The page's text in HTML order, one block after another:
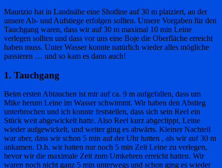
Maurizio hat in Landnähe eine Shotline auf 30 m platziert, an der
unsere Ab- und Aufstiege erfolgen sollten. Unsere Vorgaben für den
Tauchgang waren, dass wir auf 30 m maximal 10 min Leine
verlegen sollten und dass vor uns eine Boje die Oberfläche erreicht
haben muss. Unter Wasser konnte natürlich wieder alles mögliche
passieren … und so kam es dann auch!
1. Tauchgang
Beim ersten Abtauchen ist mir auf ca. 9 m aufgefallen, dass um
Mike herum Leine im Wasser schwimmt. Wir haben den Abstieg
unterbrochen und ich konnte feststellen, dass sich sein Reel ein
Stück weit abgewickelt hatte. Also Reel kurz abgeclippt, Leine
wieder aufgewickelt, und weiter ging es abwärts. Kleiner Nachteil
war aber, dass wir schon 5 min auf der Uhr hatten , als wir auf 30 m
ankamen. D.h. wir hatten nur noch 5 min Zeit Leine zu verlegen,
bevor wir die maximale Zeit zum Umkehren erreicht hatten. Wir
waren noch nicht ganz 5 min unterwegs und schon ging es wieder